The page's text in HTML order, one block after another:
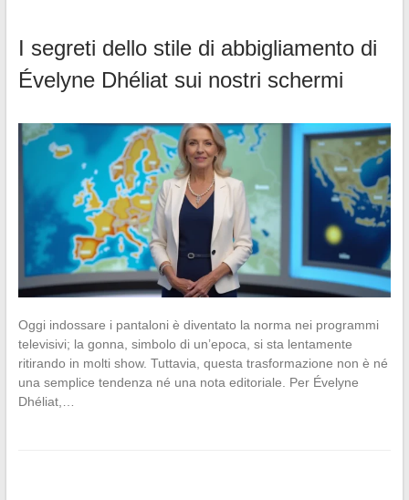
I segreti dello stile di abbigliamento di
Évelyne Dhéliat sui nostri schermi
Oggi indossare i pantaloni è diventato la norma nei programmi
televisivi; la gonna, simbolo di un’epoca, si sta lentamente
ritirando in molti show. Tuttavia, questa trasformazione non è né
una semplice tendenza né una nota editoriale. Per Évelyne
Dhéliat,…